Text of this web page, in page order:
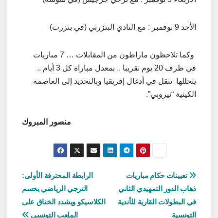
الأحد 9 نوفمبر : مع النادي البنزرتي (في بنزرت)
وكما تلاحظون ماراطون من المقابلات … 7 مباريات
في ظرف 20 يوم تقریبا .. بمعدل مباراة كل 3 أيام ..
يتخللها تنقل في أدغال إفريقيا وبالتحديد إلى العاصمة
الكينية “نيروبي”.
منصور المبروك
تصفّح
المقالات
الرابطة المحترفة الأولى:
الترجي الرياضي يحسم
الكلاسيكو ويشدد الخناق على
الملعب التونسي
تعيينات حكام مباريات
ذهاب الدور التمهيدي الثاني
في البطولات القارية للأندية
التونسية